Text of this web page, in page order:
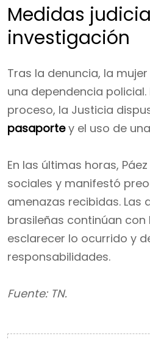
Medidas
investigación
Tras la denuncia, la
una dependencia
proceso, la Justicia
pasaportey el uso de una
En las últimas horas,
sociales y manifestó
amenazas recibidas. Las
brasileñas continúan
esclarecer lo ocurrido y
responsabilidades.
Fuente: TN.